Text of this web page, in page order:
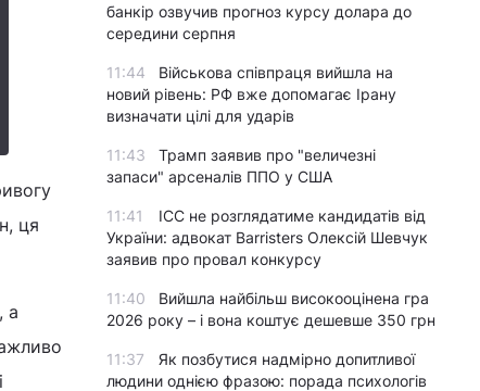
ця
а
банкір озвучив прогноз курсу долара до
середини серпня
11:44
Військова співпраця вийшла на
новий рівень: РФ вже допомагає Ірану
визначати цілі для ударів
11:43
Трамп заявив про "величезні
запаси" арсеналів ППО у США
11:41
ICC не розглядатиме кандидатів від
України: адвокат Barristers Олексій Шевчук
заявив про провал конкурсу
11:40
Вийшла найбільш високооцінена гра
2026 року – і вона коштує дешевше 350 грн
11:37
Як позбутися надмірно допитливої
людини однією фразою: порада психологів